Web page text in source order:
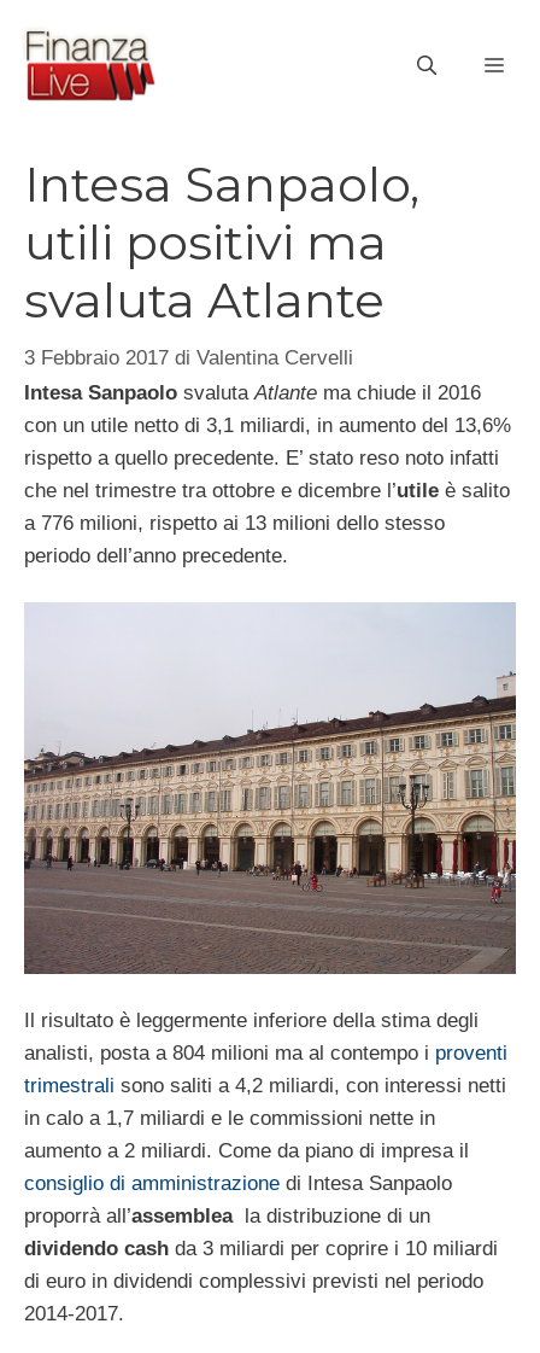
contenuto
Intesa Sanpaolo,
utili positivi ma
svaluta Atlante
3 Febbraio 2017 di Valentina Cervelli
Intesa Sanpaolo svalutaAtlante ma chiude il 2016
con un utile netto di 3,1 miliardi, in aumento del 13,6%
rispetto a quello precedente. E’ stato reso noto infatti
che nel trimestre tra ottobre e dicembre l’utile è salito
a 776 milioni, rispetto ai 13 milioni dello stesso
periodo dell’anno precedente.
Il risultato è leggermente inferiore della stima degli
analisti, posta a 804 milioni ma al contempo i proventi
trimestrali sono saliti a 4,2 miliardi, con interessi netti
in calo a 1,7 miliardi e le commissioni nette in
aumento a 2 miliardi. Come da piano di impresa il
consiglio di amministrazione di Intesa Sanpaolo
proporrà all’assembleala distribuzione di un
dividendo cash da 3 miliardi per coprire i 10 miliardi
di euro in dividendi complessivi previsti nel periodo
2014-2017.